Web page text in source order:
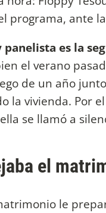
programa, ante
panelista es la
el verano
de un año
la vivienda. Por
se llamó a
el
le